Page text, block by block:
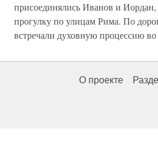
присоединялись Иванов и Иордан,
прогулку по улицам Рима. По
встречали духовную процессию во
О проекте